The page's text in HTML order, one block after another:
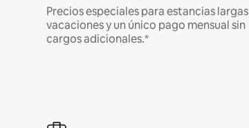
Precios especiales para estancias
vacaciones y un único pago mensual sin
cargos adicionales.*